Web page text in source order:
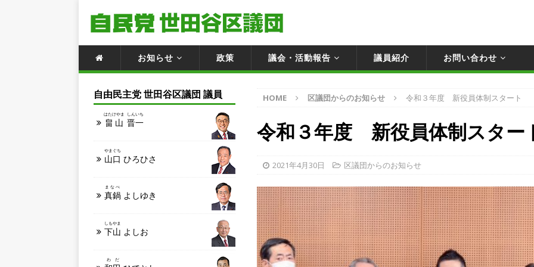
お知らせ 政策 議会・活動報告 議員紹介 お問い合わせ
HOME 区議団からのお知らせ 令和３年度 新役員体制スタート
令和３年度 新役員体制スター
2021年4月30日 区議団からのお知らせ
自由民主党 世田谷区議団 議員
畠山
はたけやま
晋一
しんいち
山口
やまぐち
ひろひさ
真鍋
まなべ
よしゆき
下山
しもやま
よしお
わだ